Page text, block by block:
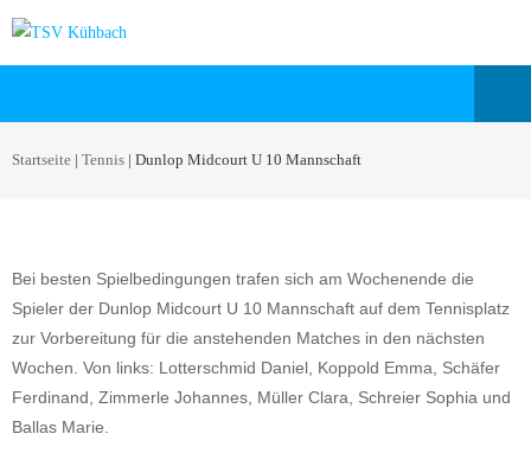
Startseite | Tennis | Dunlop Midcourt U 10 Mannschaft
Bei besten Spielbedingungen trafen sich am Wochenende die
Spieler der Dunlop Midcourt U 10 Mannschaft auf dem Tennisplatz
zur Vorbereitung für die anstehenden Matches in den nächsten
Wochen. Von links: Lotterschmid Daniel, Koppold Emma, Schäfer
Ferdinand, Zimmerle Johannes, Müller Clara, Schreier Sophia und
Ballas Marie.